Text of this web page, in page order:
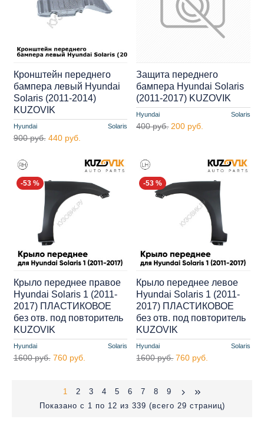
Hyundai Solaris
Кронштейн переднего
бампера левый Hyundai
Solaris (2011-2014)
KUZOVIK
900 руб. 440 руб.
Hyundai Solaris
Защита переднего
бампера Hyundai Solaris
(2011-2017) KUZOVIK
400 руб. 200 руб.
-53 %
Hyundai Solaris
Крыло переднее правое
Hyundai Solaris 1 (2011-
2017) ПЛАСТИКОВОЕ
без отв. под повторитель
KUZOVIK
1600 руб. 760 руб.
-53 %
Hyundai Solaris
Крыло переднее левое
Hyundai Solaris 1 (2011-
2017) ПЛАСТИКОВОЕ
без отв. под повторитель
KUZOVIK
1600 руб. 760 руб.
1 2 3 4 5 6 7 8
9
Показано с 1 по 12 из 339 (всего 29 страниц)